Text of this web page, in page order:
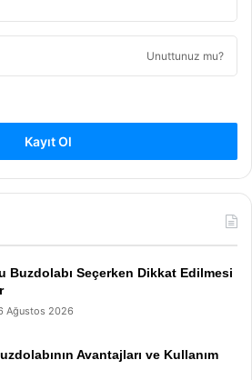
Unuttunuz mu?
Kayıt Ol
Buzdolabı Seçerken Dikkat Edilmesi
Ağustos 2026
Avantajları ve Kullanım